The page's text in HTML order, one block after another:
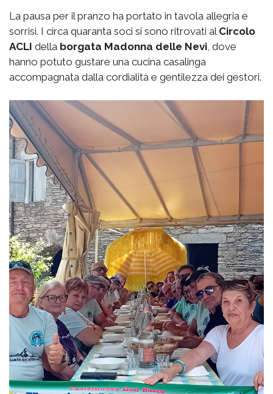
La pausa per il pranzo ha portato in tavola allegria e
sorrisi. I circa quaranta soci si sono ritrovati al Circolo
ACLI della borgata Madonna delle Nevi, dove
hanno potuto gustare una cucina casalinga
accompagnata dalla cordialità e gentilezza dei gestori.